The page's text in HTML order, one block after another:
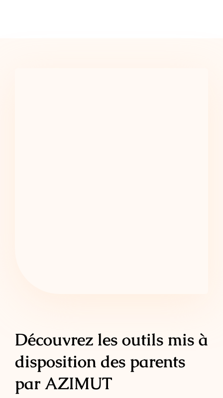
Découvrez les outils mis à
disposition des parents
par AZIMUT